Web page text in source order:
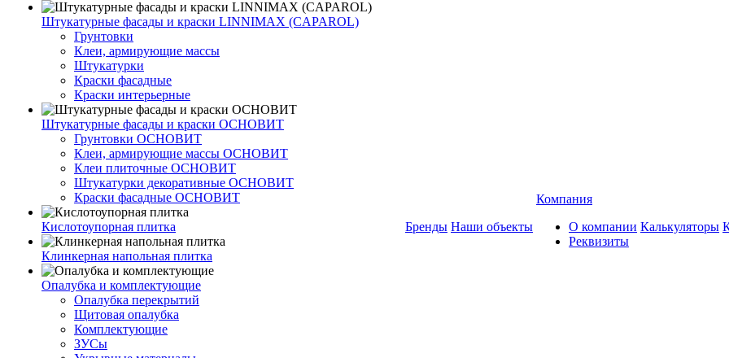
Штукатурные фасады и краски LINNIMAX (CAPAROL)
Грунтовки
Клеи, армирующие массы
Штукатурки
Краски фасадные
Краски интерьерные
Штукатурные фасады и краски ОСНОВИТ
Грунтовки ОСНОВИТ
Клеи, армирующие массы ОСНОВИТ
Клеи плиточные ОСНОВИТ
Штукатурки декоративные ОСНОВИТ
Краски фасадные ОСНОВИТ
Кислотоупорная плитка
Клинкерная напольная плитка
Опалубка и комплектующие
Опалубка перекрытий
Щитовая опалубка
Комплектующие
ЗУСы
Бренды Наши объекты
Компания
О компании
Реквизиты
Калькуляторы